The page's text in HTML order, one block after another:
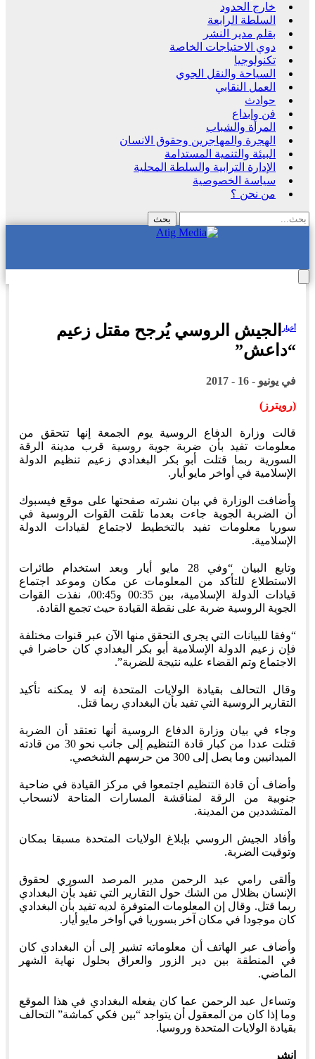
خارج الحدود
السلطة الرابعة
بقلم مدير النشر
دوي الاحتياجات الخاصة
تكنولوجيا
السياحة والنقل الجوي
العمل النقابي
حوادث
فن وإبداع
المرأة والشباب
الهجرة والمهاجرين وحقوق الانسان
البيئة والتنمية المستدامة
الإدارة الترابية والسلطة المحلية
سياسة الخصوصية
من نحن ؟
أخبار الجيش الروسي يُرجح مقتل زعيم
“داعش”
في يونيو - 16 - 2017
(رويترز)
قالت وزارة الدفاع الروسية يوم الجمعة إنها تتحقق من
معلومات تفيد بأن ضربة جوية روسية قرب مدينة الرقة
السورية ربما قتلت أبو بكر البغدادي زعيم تنظيم الدولة
الإسلامية في أواخر مايو أيار.
وأضافت الوزارة في بيان نشرته صفحتها على موقع فيسبوك
أن الضربة الجوية جاءت بعدما تلقت القوات الروسية في
سوريا معلومات تفيد بالتخطيط لاجتماع لقيادات الدولة
الإسلامية.
وتابع البيان “وفي 28 مايو أيار وبعد استخدام طائرات
الاستطلاع للتأكد من المعلومات عن مكان وموعد اجتماع
قيادات الدولة الإسلامية، بين 00:35 و00:45، نفذت القوات
الجوية الروسية ضربة على نقطة القيادة حيث تجمع القادة.
“وفقا للبيانات التي يجرى التحقق منها الآن عبر قنوات مختلفة
فإن زعيم الدولة الإسلامية أبو بكر البغدادي كان حاضرا في
الاجتماع وتم القضاء عليه نتيجة للضربة”.
وقال التحالف بقيادة الولايات المتحدة إنه لا يمكنه تأكيد
التقارير الروسية التي تفيد بأن البغدادي ربما قتل.
وجاء في بيان وزارة الدفاع الروسية أنها تعتقد أن الضربة
قتلت عددا من كبار قادة التنظيم إلى جانب نحو 30 من قادته
الميدانيين وما يصل إلى 300 من حرسهم الشخصي.
وأضاف أن قادة التنظيم اجتمعوا في مركز القيادة في ضاحية
جنوبية من الرقة لمناقشة المسارات المتاحة لانسحاب
المتشددين من المدينة.
وأفاد الجيش الروسي بإبلاغ الولايات المتحدة مسبقا بمكان
وتوقيت الضربة.
وألقى رامي عبد الرحمن مدير المرصد السوري لحقوق
الإنسان بظلال من الشك حول التقارير التي تفيد بأن البغدادي
ربما قتل. وقال إن المعلومات المتوفرة لديه تفيد بأن البغدادي
كان موجودا في مكان آخر بسوريا في أواخر مايو أيار.
وأضاف عبر الهاتف أن معلوماته تشير إلى أن البغدادي كان
في المنطقة بين دير الزور والعراق بحلول نهاية الشهر
الماضي.
وتساءل عبد الرحمن عما كان يفعله البغدادي في هذا الموقع
وما إذا كان من المعقول أن يتواجد “بين فكي كماشة” التحالف
بقيادة الولايات المتحدة وروسيا.
انشر